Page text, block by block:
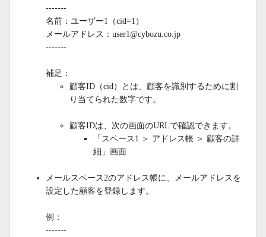
-------
名前：ユーザー1（cid=1）
メールアドレス：user1@cybozu.co.jp
-------
補足：
顧客ID（cid）とは、顧客を識別するために割
り当てられた数字です。
顧客IDは、次の画面のURLで確認できます。
「スペース1 ＞ アドレス帳 ＞ 顧客の詳
細」画面
メールスペース2のアドレス帳に、メールアドレスを
設定した顧客を登録します。
例：
-------